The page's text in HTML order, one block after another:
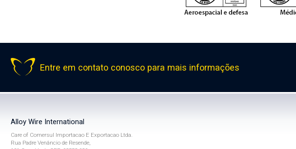
Entre em contato conosco para mais informações
Alloy Wire International
Care of Comersul Importacao E Exportacao Ltda.
Rua Padre Venâncio de Resende,